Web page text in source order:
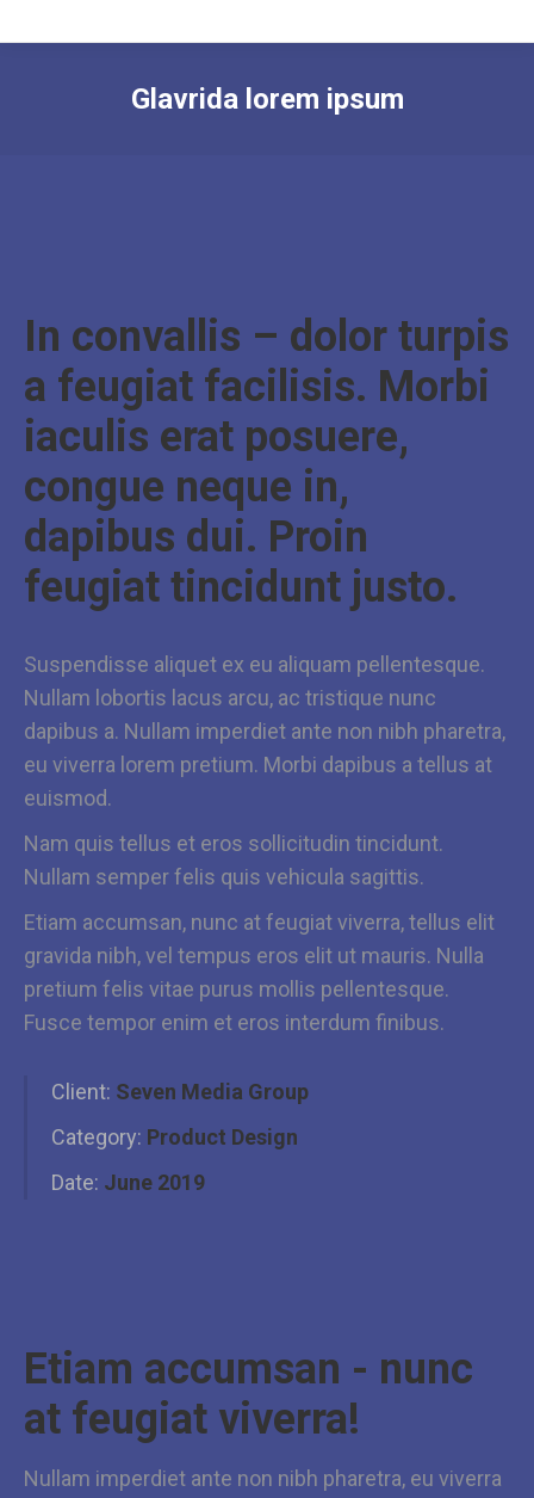
Glavrida lorem ipsum
In convallis – dolor turpis
a feugiat facilisis. Morbi
iaculis erat posuere,
congue neque in,
dapibus dui. Proin
feugiat tincidunt justo.
Suspendisse aliquet ex eu aliquam pellentesque.
Nullam lobortis lacus arcu, ac tristique nunc
dapibus a. Nullam imperdiet ante non nibh pharetra,
eu viverra lorem pretium. Morbi dapibus a tellus at
euismod.
Nam quis tellus et eros sollicitudin tincidunt.
Nullam semper felis quis vehicula sagittis.
Etiam accumsan, nunc at feugiat viverra, tellus elit
gravida nibh, vel tempus eros elit ut mauris. Nulla
pretium felis vitae purus mollis pellentesque.
Fusce tempor enim et eros interdum finibus.
Client: Seven Media Group
Category: Product Design
Date: June 2019
Etiam accumsan - nunc
at feugiat viverra!
Nullam imperdiet ante non nibh pharetra, eu viverra